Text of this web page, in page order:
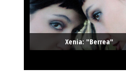
Xenia: "Berrea"